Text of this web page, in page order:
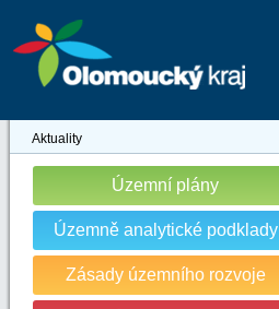
Aktuality
Územní plány
Územně analytické podklady
Zásady územního rozvoje